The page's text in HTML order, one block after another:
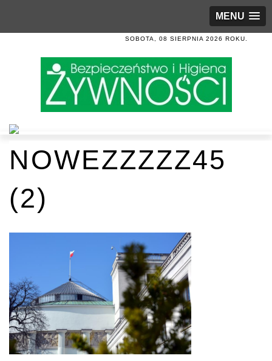
MENU
SOBOTA, 08 SIERPNIA 2026 ROKU.
NOWEZZZZZ45
(2)